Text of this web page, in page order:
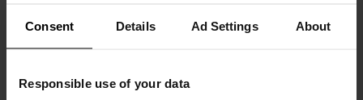
Consent Details Ad Settings About
Responsible use of your data
Sitecode:160900